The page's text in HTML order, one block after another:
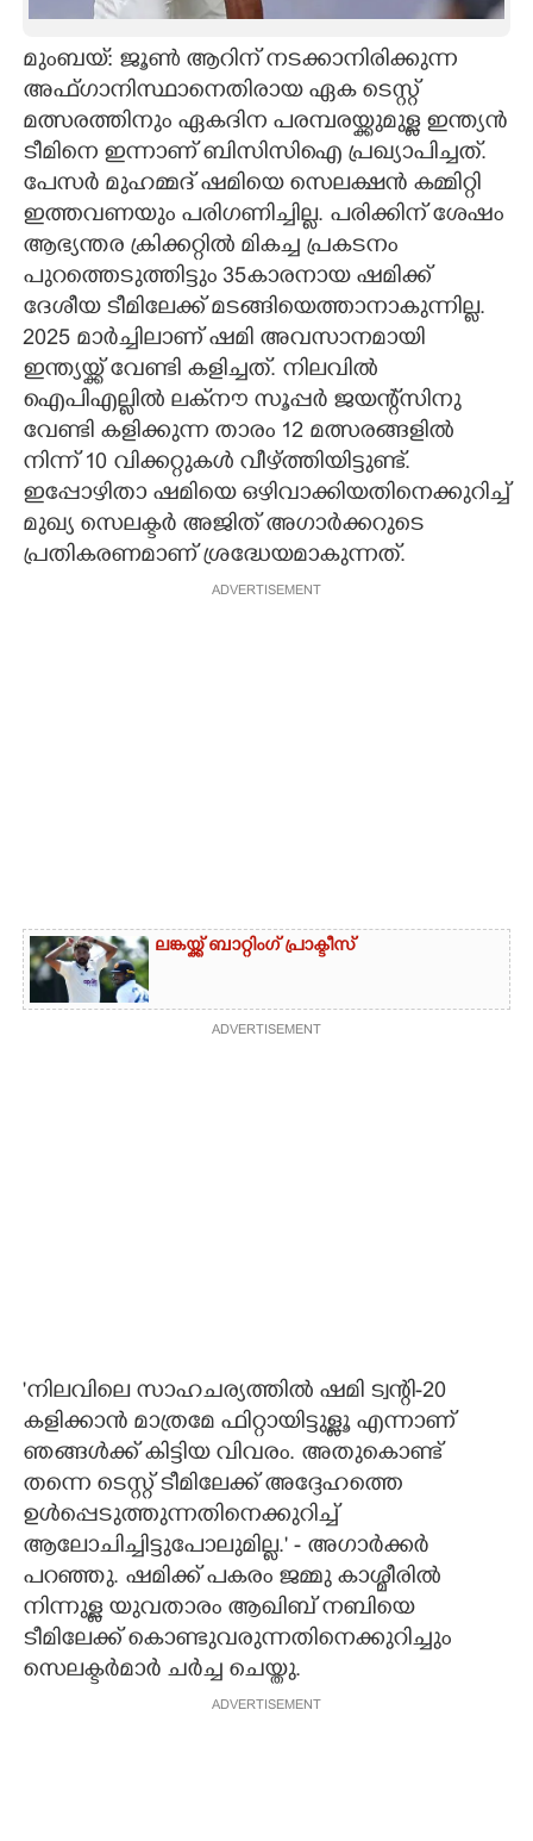
ZOOM
CONTACT US
മുംബയ്: ജൂൺ ആറിന് നടക്കാനിരിക്കുന്ന
അഫ്ഗാനിസ്ഥാനെതിരായ ഏക ടെസ്റ്റ്
മത്സരത്തിനും ഏകദിന പരമ്പരയ്ക്കുമുള്ള ഇന്ത്യൻ
ടീമിനെ ഇന്നാണ് ബിസിസിഐ പ്രഖ്യാപിച്ചത്.
പേസർ മുഹമ്മദ് ഷമിയെ സെലക്ഷൻ കമ്മിറ്റി
ഇത്തവണയും പരിഗണിച്ചില്ല. പരിക്കിന് ശേഷം
ആഭ്യന്തര ക്രിക്കറ്റിൽ മികച്ച പ്രകടനം
പുറത്തെടുത്തിട്ടും 35കാരനായ ഷമിക്ക്
ദേശീയ ടീമിലേക്ക് മടങ്ങിയെത്താനാകുന്നില്ല.
2025 മാർച്ചിലാണ് ഷമി അവസാനമായി
ഇന്ത്യയ്ക്ക് വേണ്ടി കളിച്ചത്. നിലവിൽ
ഐപിഎല്ലിൽ ലക്‌നൗ സൂപ്പർ ജയന്റ്സിനു
വേണ്ടി കളിക്കുന്ന താരം 12 മത്സരങ്ങളിൽ
നിന്ന് 10 വിക്കറ്റുകൾ വീഴ്ത്തിയിട്ടുണ്ട്.
ഇപ്പോഴിതാ ഷമിയെ ഒഴിവാക്കിയതിനെക്കുറിച്ച്
മുഖ്യ സെലക്ടർ അജിത് അഗാർക്കറുടെ
പ്രതികരണമാണ് ശ്രദ്ധേയമാകുന്നത്.
ADVERTISEMENT
ലങ്കയ്ക്ക് ബാറ്റിംഗ് പ്രാക്ടീസ്
ADVERTISEMENT
'നിലവിലെ സാഹചര്യത്തിൽ ഷമി ട്വന്റി-20
കളിക്കാൻ മാത്രമേ ഫിറ്റായിട്ടുള്ളൂ എന്നാണ്
ഞങ്ങൾക്ക് കിട്ടിയ വിവരം. അതുകൊണ്ട്
തന്നെ ടെസ്റ്റ് ടീമിലേക്ക് അദ്ദേഹത്തെ
ഉൾപ്പെടുത്തുന്നതിനെക്കുറിച്ച്
ആലോചിച്ചിട്ടുപോലുമില്ല.' - അഗാർക്ക‌ർ
പറഞ്ഞു. ഷമിക്ക് പകരം ജമ്മു കാശ്മീരിൽ
നിന്നുള്ള യുവതാരം ആഖിബ് നബിയെ
ടീമിലേക്ക് കൊണ്ടുവരുന്നതിനെക്കുറിച്ചും
സെലക്ടർമാർ ചർച്ച ചെയ്തു.
ADVERTISEMENT